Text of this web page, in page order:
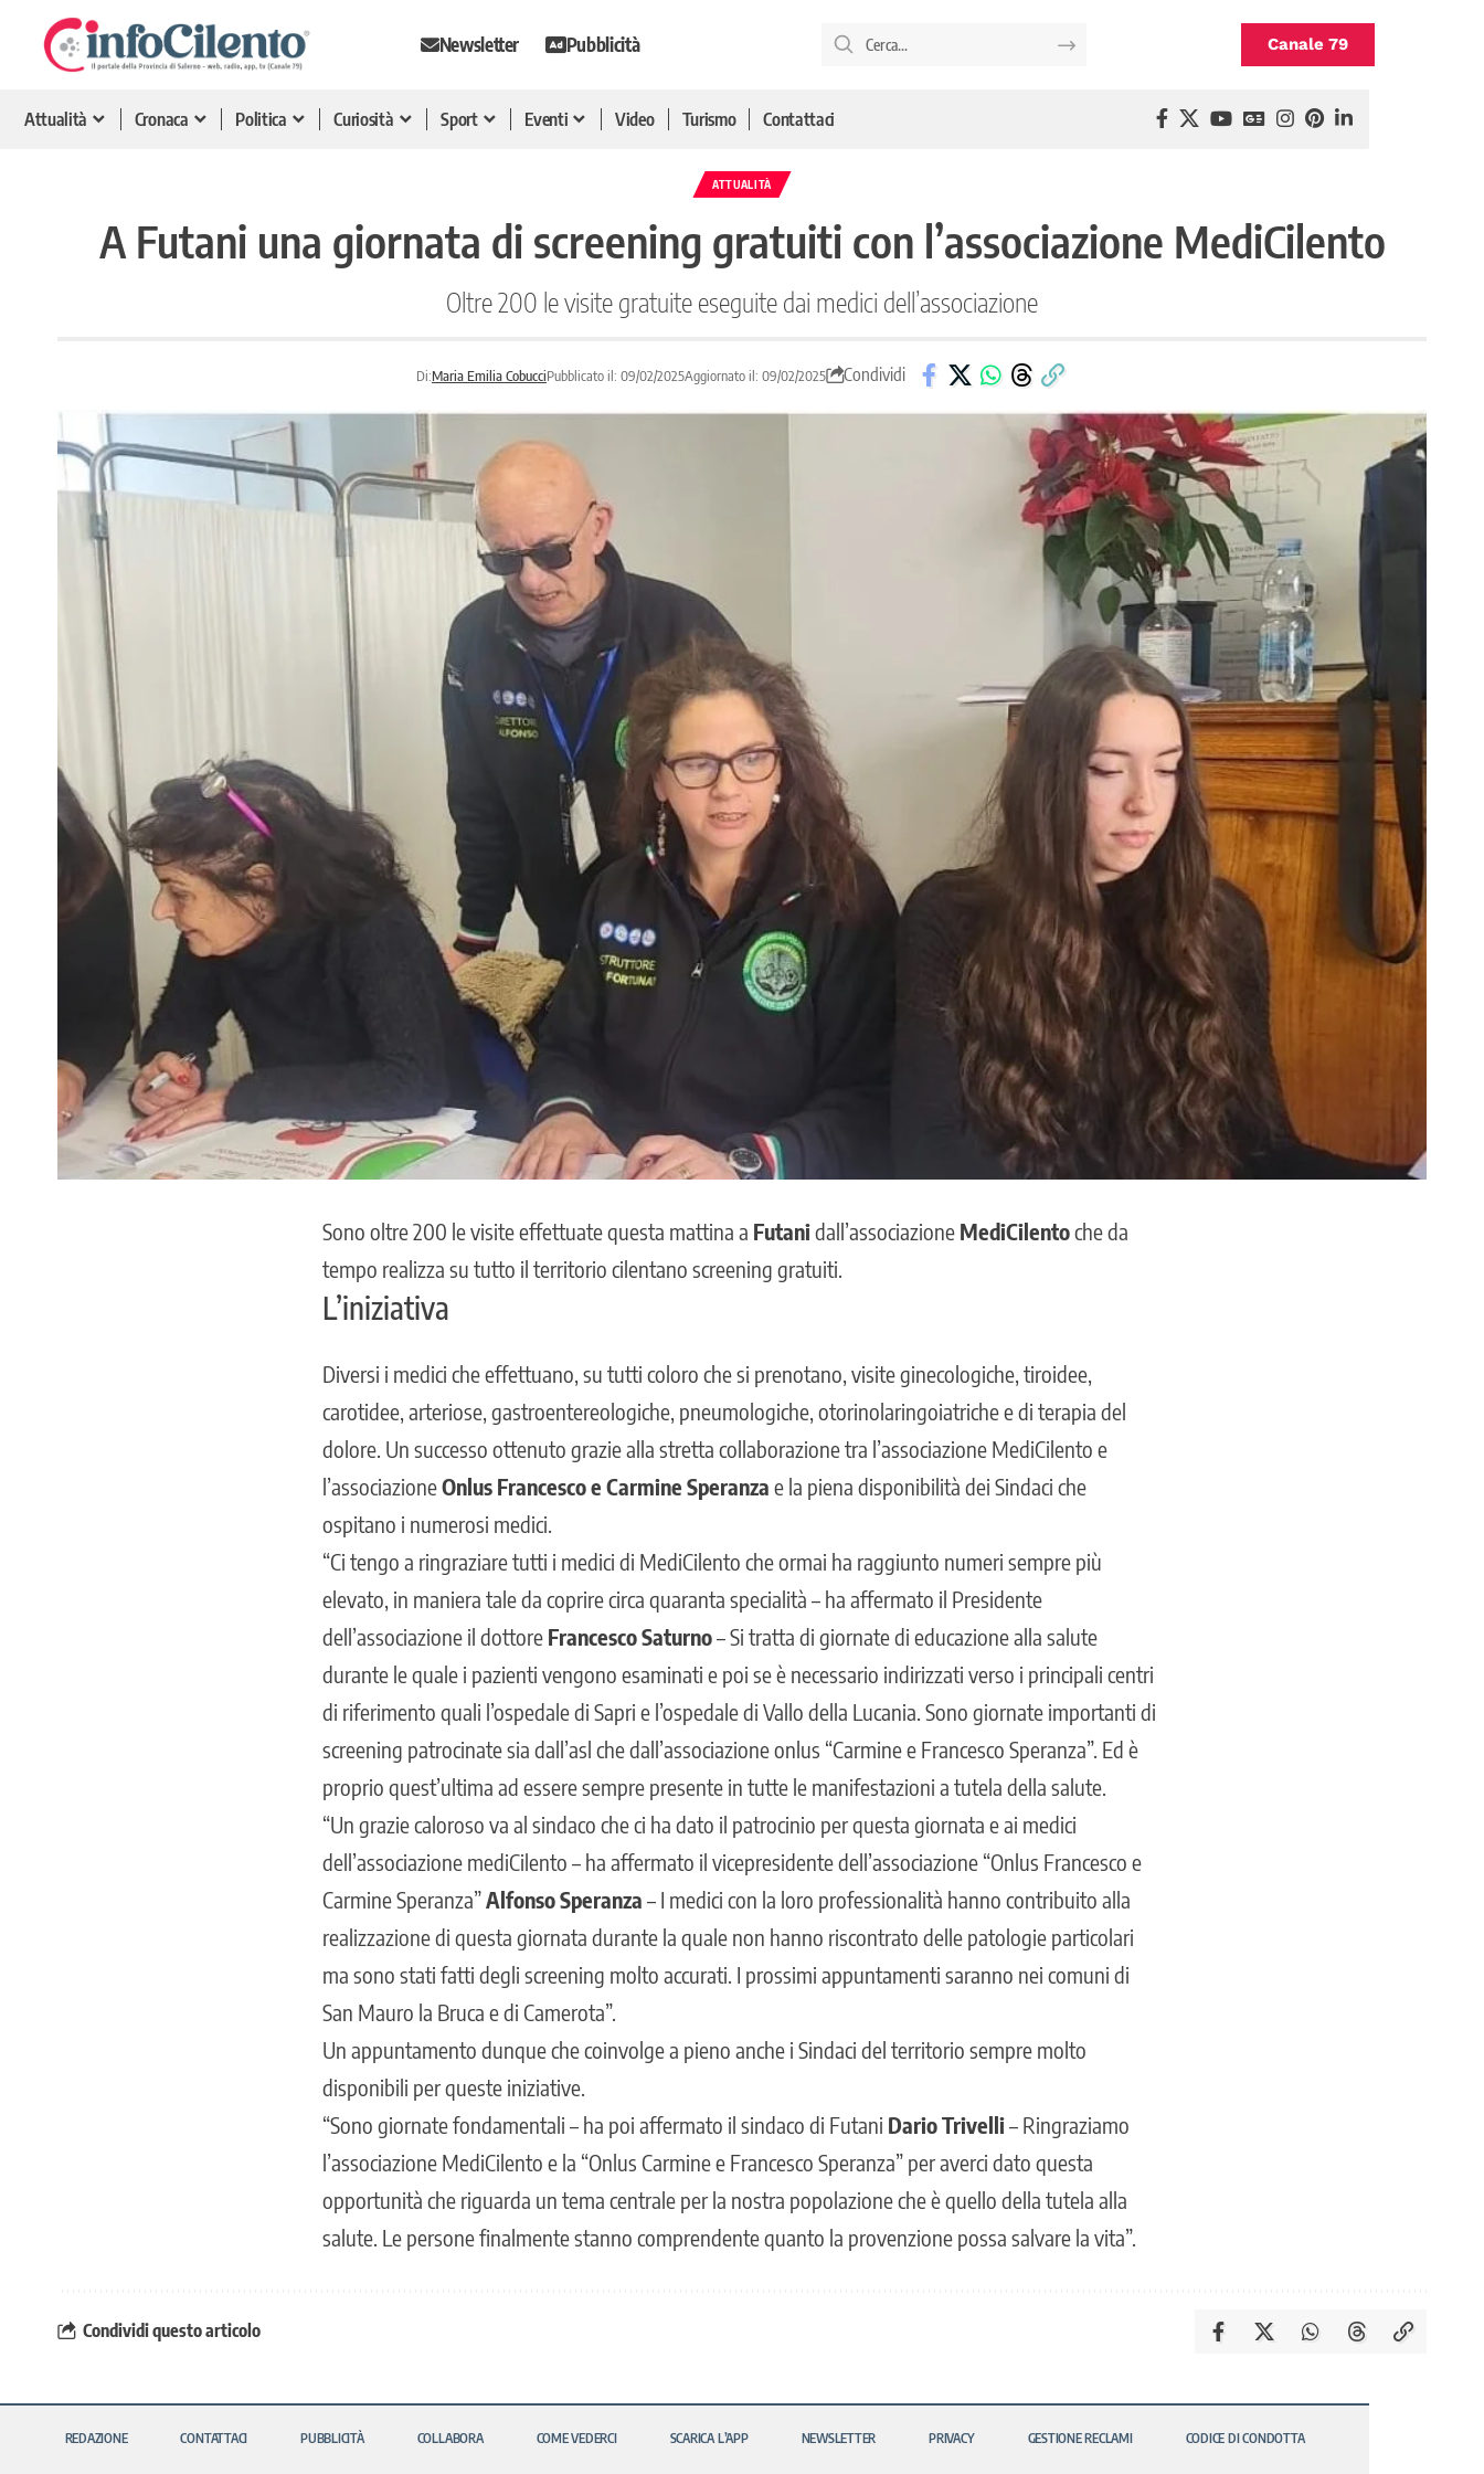
Newsletter Pubblicità Canale 79
Attualità Cronaca Politica Curiosità Sport Eventi Video Turismo Contattaci
ATTUALITÀ
A Futani una giornata di screening gratuiti con l’associazione MediCilento
Oltre 200 le visite gratuite eseguite dai medici dell’associazione
Di:Maria Emilia CobucciPubblicato il: 09/02/2025Aggiornato il: 09/02/2025 Condividi
Sono oltre 200 le visite effettuate questa mattina a Futanidall’associazione MediCilentoche da
tempo realizza su tutto il territorio cilentano screening gratuiti.
L’iniziativa
Diversi i medici che effettuano, su tutti coloro che si prenotano, visite ginecologiche, tiroidee,
carotidee, arteriose, gastroentereologiche, pneumologiche, otorinolaringoiatriche e di terapia del
dolore. Un successo ottenuto grazie alla stretta collaborazione tra l’associazione MediCilento e
l’associazioneOnlus Francesco e Carmine Speranza e la piena disponibilità dei Sindaci che
ospitano i numerosi medici.
“Ci tengo a ringraziare tutti i medici di MediCilento che ormai ha raggiunto numeri sempre più
elevato, in maniera tale da coprire circa quaranta specialità – ha affermato il Presidente
dell’associazione il dottore Francesco Saturno– Si tratta di giornate di educazione alla salute
durante le quale i pazienti vengono esaminati e poi se è necessario indirizzati verso i principali centri
di riferimento quali l’ospedale di Sapri e l’ospedale di Vallo della Lucania. Sono giornate importanti di
screening patrocinate sia dall’asl che dall’associazione onlus “Carmine e Francesco Speranza”. Ed è
proprio quest’ultima ad essere sempre presente in tutte le manifestazioni a tutela della salute.
“Un grazie caloroso va al sindaco che ci ha dato il patrocinio per questa giornata e ai medici
dell’associazione mediCilento – ha affermato il vicepresidente dell’associazione “Onlus Francesco e
Carmine Speranza”Alfonso Speranza – I medici con la loro professionalità hanno contribuito alla
realizzazione di questa giornata durante la quale non hanno riscontrato delle patologie particolari
ma sono stati fatti degli screening molto accurati. I prossimi appuntamenti saranno nei comuni di
San Mauro la Bruca e di Camerota”.
Un appuntamento dunque che coinvolge a pieno anche i Sindaci del territorio sempre molto
disponibili per queste iniziative.
“Sono giornate fondamentali – ha poi affermato il sindaco di Futani Dario Trivelli– Ringraziamo
l’associazione MediCilento e la “Onlus Carmine e Francesco Speranza” per averci dato questa
opportunità che riguarda un tema centrale per la nostra popolazione che è quello della tutela alla
salute. Le persone finalmente stanno comprendente quanto la provenzione possa salvare la vita”.
Condividi questo articolo
REDAZIONE CONTATTACI PUBBLICITÀ COLLABORA COME VEDERCI SCARICA L’APP NEWSLETTER PRIVACY GESTIONE RECLAMI CODICE DI CONDOTTA